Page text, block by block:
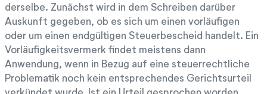
derselbe. Zunächst wird in dem Schreiben darüber
Auskunft gegeben, ob es sich um einen vorläufigen
oder um einen endgültigen Steuerbescheid handelt. Ein
Vorläufigkeitsvermerk findet meistens dann
Anwendung, wenn in Bezug auf eine steuerrechtliche
Problematik noch kein entsprechendes Gerichtsurteil
verkündet wurde. Ist ein Urteil gesprochen worden,